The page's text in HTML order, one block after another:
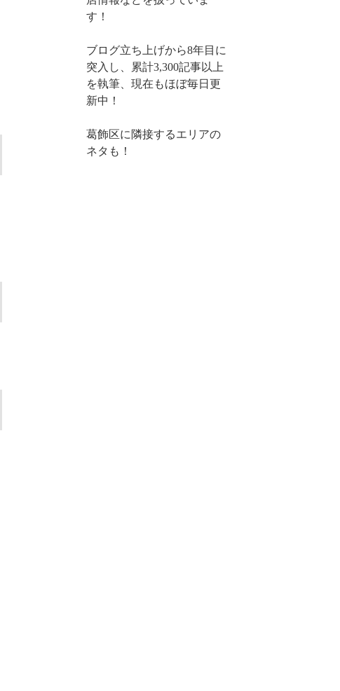
す！
ブログ立ち上げから8年目に
突入し、累計3,300記事以上
を執筆、現在もほぼ毎日更
新中！
葛飾区に隣接するエリアの
ネタも！